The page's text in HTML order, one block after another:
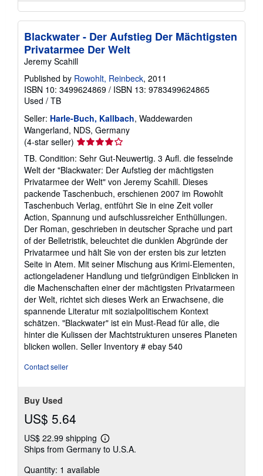
Blackwater - Der Aufstieg Der Mächtigsten
Privatarmee Der Welt
Jeremy Scahill
Published by Rowohlt, Reinbeck, 2011
ISBN 10: 3499624869 / ISBN 13: 9783499624865
Used / TB
Seller: Harle-Buch, Kallbach, Waddewarden
Wangerland, NDS, Germany
(4-star seller) Seller
rating
4
out
of
5
stars
TB. Condition: Sehr Gut-Neuwertig. 3 Aufl. die fesselnde
Welt der "Blackwater: Der Aufstieg der mächtigsten
Privatarmee der Welt" von Jeremy Scahill. Dieses
packende Taschenbuch, erschienen 2007 im Rowohlt
Taschenbuch Verlag, entführt Sie in eine Zeit voller
Action, Spannung und aufschlussreicher Enthüllungen.
Der Roman, geschrieben in deutscher Sprache und part
of der Belletristik, beleuchtet die dunklen Abgründe der
Privatarmee und hält Sie von der ersten bis zur letzten
Seite in Atem. Mit seiner Mischung aus Krimi-Elementen,
actiongeladener Handlung und tiefgründigen Einblicken in
die Machenschaften einer der mächtigsten Privatarmeen
der Welt, richtet sich dieses Werk an Erwachsene, die
spannende Literatur mit sozialpolitischem Kontext
schätzen. "Blackwater" ist ein Must-Read für alle, die
hinter die Kulissen der Machtstrukturen unseres Planeten
blicken wollen. Seller Inventory # ebay 540
Contact seller
Buy Used
US$ 5.64
US$ 22.99 shipping
Learn
more
Ships from Germany to U.S.A.
Quantity: 1 available